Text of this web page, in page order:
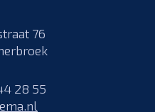
76
28 55